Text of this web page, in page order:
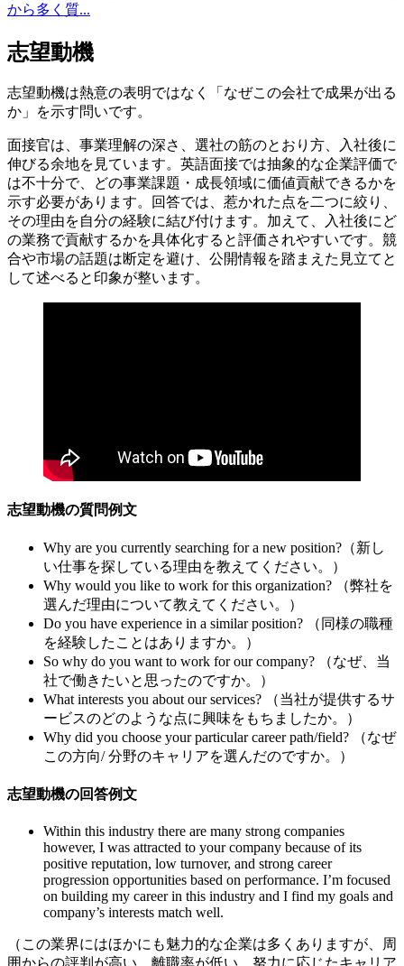
から多く質...
志望動機
志望動機は熱意の表明ではなく「なぜこの会社で成果が出る
か」を示す問いです。
面接官は、事業理解の深さ、選社の筋のとおり方、入社後に
伸びる余地を見ています。英語面接では抽象的な企業評価で
は不十分で、どの事業課題・成長領域に価値貢献できるかを
示す必要があります。回答では、惹かれた点を二つに絞り、
その理由を自分の経験に結び付けます。加えて、入社後にど
の業務で貢献するかを具体化すると評価されやすいです。競
合や市場の話題は断定を避け、公開情報を踏まえた見立てと
して述べると印象が整います。
志望動機の質問例文
Why are you currently searching for a new position?（新し
い仕事を探している理由を教えてください。）
Why would you like to work for this organization? （弊社を
選んだ理由について教えてください。）
Do you have experience in a similar position? （同様の職種
を経験したことはありますか。）
So why do you want to work for our company? （なぜ、当
社で働きたいと思ったのですか。）
What interests you about our services? （当社が提供するサ
ービスのどのような点に興味をもちましたか。）
Why did you choose your particular career path/field? （なぜ
この方向/ 分野のキャリアを選んだのですか。）
志望動機の回答例文
Within this industry there are many strong companies
however, I was attracted to your company because of its
positive reputation, low turnover, and strong career
progression opportunities based on performance. I’m focused
on building my career in this industry and I find my goals and
company’s interests match well.
（この業界にはほかにも魅力的な企業は多くありますが、周